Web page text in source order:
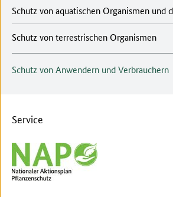
Schutz von aquatischen Organismen und
Schutz von terrestrischen Organismen
Schutz von Anwendern und Verbrauchern
Service